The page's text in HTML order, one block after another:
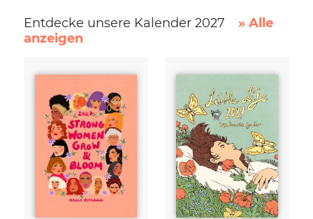
Entdecke unsere Kalender 2027
» Alle
anzeigen